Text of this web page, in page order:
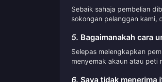
Sebaik sahaja pembelian
sokongan pelanggan kami,
5. Bagaimanakah cara
Selepas melengkapkan
menyemak akaun atau peti
6. Saya tidak menerima